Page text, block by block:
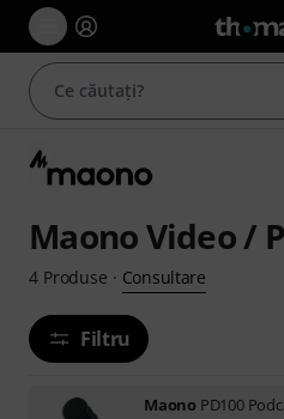
Maono Video /
4 Produse · Consultare
Filtru
Maono PD100